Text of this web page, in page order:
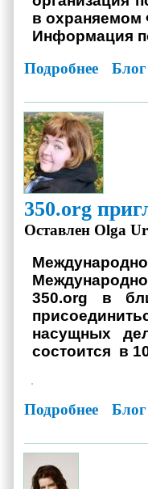
в охраняемом
Информация
Подробнее о
350.org
Оставлен Olga
350.org в
насущных
состоится в
Подробнее о 350.org